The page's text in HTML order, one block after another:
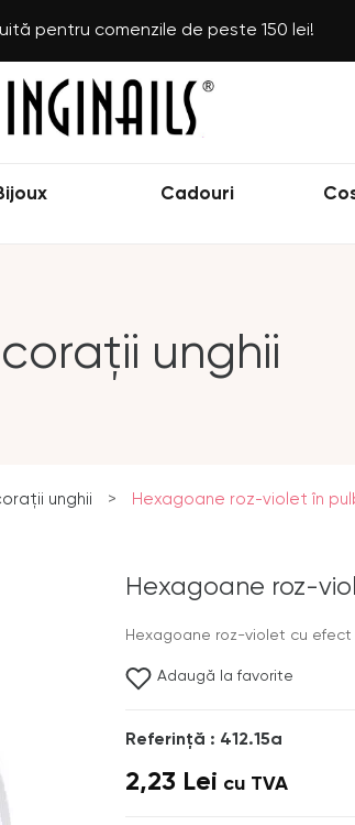
pentru comenzile de peste 150 lei!
Cadouri
unghii
unghii > Hexagoane roz-violet în
Hexagoane roz-
Hexagoane roz-violet cu
Adaugă la favorite
Referinţă : 412.15a
2,23 Lei cu TVA